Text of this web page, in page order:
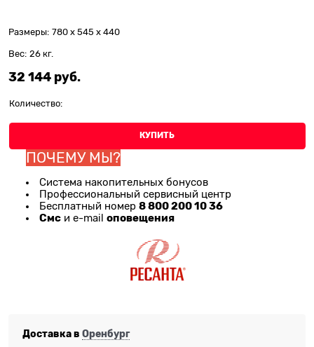
Размеры: 780 x 545 x 440
Вес: 26 кг.
32 144 руб.
Количество:
КУПИТЬ
ПОЧЕМУ МЫ?
Система накопительных бонусов
Профессиональный сервисный центр
Бесплатный номер 8 800 200 10 36
Смс и e-mail оповещения
Доставка в Оренбург